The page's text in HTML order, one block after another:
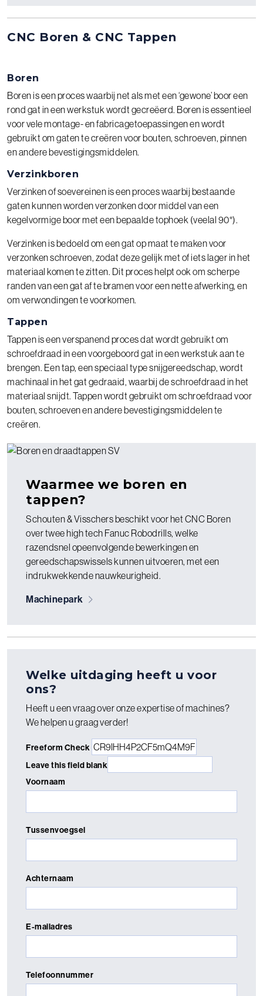
CNC Boren & CNC Tappen
Boren
Boren is een proces waarbij net als met een ‘gewone’ boor een
rond gat in een werkstuk wordt gecreëerd. Boren is essentieel
voor vele montage- en fabricagetoepassingen en wordt
gebruikt om gaten te creëren voor bouten, schroeven, pinnen
en andere bevestigingsmiddelen.
Verzinkboren
Verzinken of soevereinen is een proces waarbij bestaande
gaten kunnen worden verzonken door middel van een
kegelvormige boor met een bepaalde tophoek (veelal 90°).
Verzinken is bedoeld om een gat op maat te maken voor
verzonken schroeven, zodat deze gelijk met of iets lager in het
materiaal komen te zitten. Dit proces helpt ook om scherpe
randen van een gat af te bramen voor een nette afwerking, en
om verwondingen te voorkomen.
Tappen
Tappen is een verspanend proces dat wordt gebruikt om
schroefdraad in een voorgeboord gat in een werkstuk aan te
brengen. Een tap, een speciaal type snijgereedschap, wordt
machinaal in het gat gedraaid, waarbij de schroefdraad in het
materiaal snijdt. Tappen wordt gebruikt om schroefdraad voor
bouten, schroeven en andere bevestigingsmiddelen te
creëren.
Waarmee we boren en
tappen?
Schouten & Visschers beschikt voor het CNC Boren
over twee high tech Fanuc Robodrills, welke
razendsnel opeenvolgende bewerkingen en
gereedschapswissels kunnen uitvoeren, met een
indrukwekkende nauwkeurigheid.
Machinepark
Welke uitdaging heeft u voor
ons?
Heeft u een vraag over onze expertise of machines?
We helpen u graag verder!
Freeform Check
Leave this field blank
Voornaam
Tussenvoegsel
Achternaam
E-mailadres
Telefoonnummer